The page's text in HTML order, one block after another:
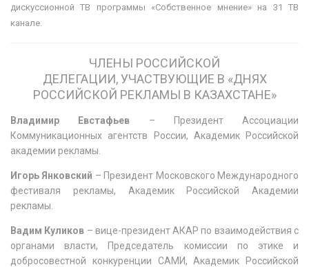
дискуссионной ТВ программы «Собственное мнение» на 31 ТВ
канале.
ЧЛЕНЫ РОССИЙСКОЙ
ДЕЛЕГАЦИИ,УЧАСТВУЮЩИЕ В «ДНЯХ
РОССИЙСКОЙ РЕКЛАМЫ В КАЗАХСТАНЕ»
Владимир Евстафьев – Президент Ассоциации
Коммуникационных агентств России, Академик Российской
академии рекламы.
Игорь Янковский – Президент Московского Международного
фестиваля рекламы, Академик Российской Академии
рекламы.
Вадим Куликов – вице-президент АКАР по взаимодействия с
органами власти, Председатель комиссии по этике и
добросовестной конкуренции САМИ, Академик Российской